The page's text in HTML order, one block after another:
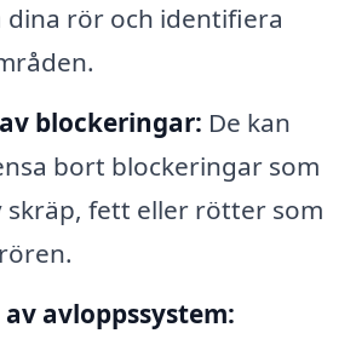
dina rör och identifiera
blockeringar: De kan
bort blockeringar som
skräp, fett eller rötter som
avloppssystem: